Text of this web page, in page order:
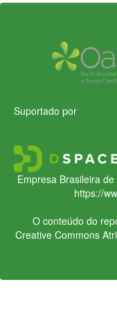
Suportado por
Empresa Brasileira
https://
O conteúdo do
Creative Commons